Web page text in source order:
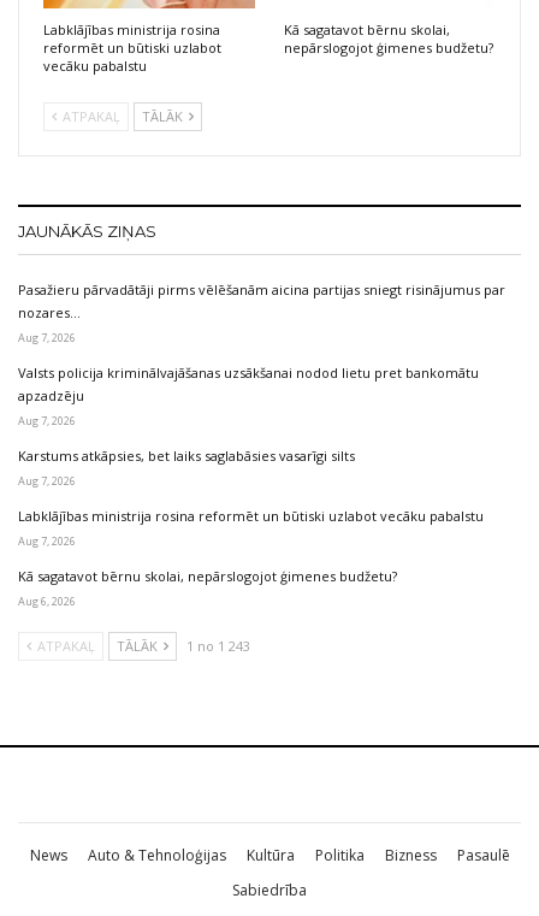
Labklājības ministrija rosina
reformēt un būtiski uzlabot
vecāku pabalstu
Kā sagatavot bērnu skolai,
nepārslogojot ģimenes budžetu?
ATPAKAĻ TĀLĀK
JAUNĀKĀS ZIŅAS
Pasažieru pārvadātāji pirms vēlēšanām aicina partijas sniegt risinājumus par
nozares…
Aug 7, 2026
Valsts policija kriminālvajāšanas uzsākšanai nodod lietu pret bankomātu
apzadzēju
Aug 7, 2026
Karstums atkāpsies, bet laiks saglabāsies vasarīgi silts
Aug 7, 2026
Labklājības ministrija rosina reformēt un būtiski uzlabot vecāku pabalstu
Aug 7, 2026
Kā sagatavot bērnu skolai, nepārslogojot ģimenes budžetu?
Aug 6, 2026
ATPAKAĻ TĀLĀK 1 no 1 243
News Auto & Tehnoloģijas Kultūra Politika Bizness
Pasaulē
Sabiedrība